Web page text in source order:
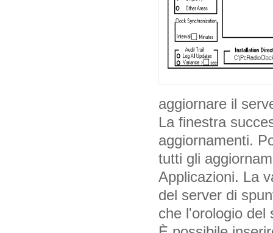
aggiornare il
La finestra
aggiornamenti.
tutti gli
Applicazioni. La
del server di
che l'orologio del